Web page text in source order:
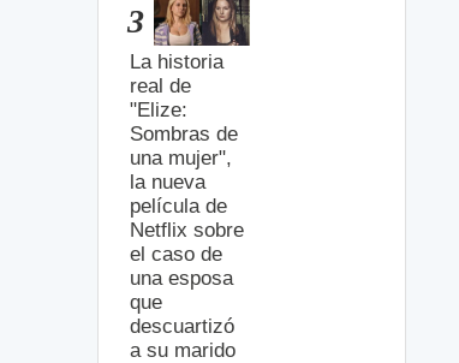
3
La historia
real de
"Elize:
Sombras de
una mujer",
la nueva
película de
Netflix sobre
el caso de
una esposa
que
descuartizó
a su marido